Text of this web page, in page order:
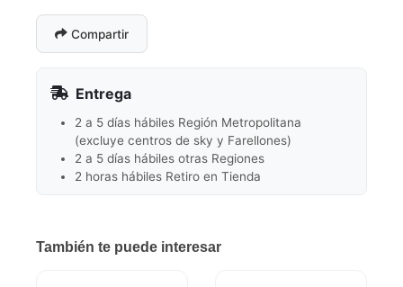
Compartir
Entrega
2 a 5 días hábiles Región Metropolitana
(excluye centros de sky y Farellones)
2 a 5 días hábiles otras Regiones
2 horas hábiles Retiro en Tienda
También te puede interesar